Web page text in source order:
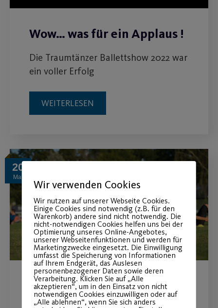
Wow… was für ein Applaus !
Die Traumtänzer Ballettshow 2022 war
ein voller Erfolg
WEITERLESEN
20
Mai
Fit und Gesund in den
Pfingstferien
Wir verwenden Cookies
Wir nutzen auf unserer Webseite Cookies.
Einige Cookies sind notwendig (z.B. für den
Warenkorb) andere sind nicht notwendig. Die
nicht-notwendigen Cookies helfen uns bei der
Optimierung unseres Online-Angebotes,
unserer Webseitenfunktionen und werden für
Marketingzwecke eingesetzt. Die Einwilligung
umfasst die Speicherung von Informationen
auf Ihrem Endgerät, das Auslesen
personenbezogener Daten sowie deren
Verarbeitung. Klicken Sie auf „Alle
akzeptieren“, um in den Einsatz von nicht
notwendigen Cookies einzuwilligen oder auf
„Alle ablehnen“, wenn Sie sich anders